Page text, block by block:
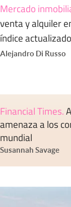
Mercado
venta y alquiler
índice
Alejandro Di Russo
Financial Times.
amenaza a los
mundial
Susannah Savage